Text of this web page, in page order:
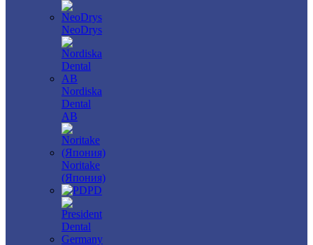
NeoDrys
Nordiska
Dental
AB
Noritake
(Япония)
PD